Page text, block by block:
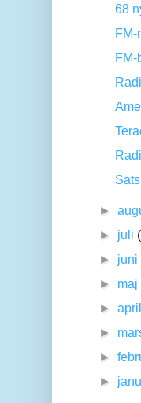
68
FM-
FM-
►
► juli
► juni
► maj
►april
►
►
►